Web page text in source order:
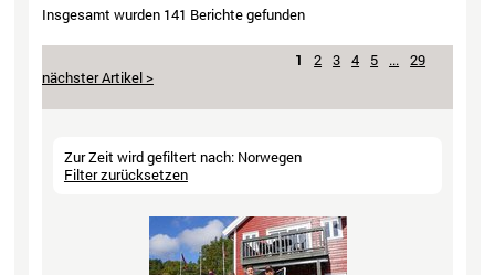
Insgesamt wurden 141 Berichte gefunden
1 2 3 4 5 ... 29
Zur Zeit wird gefiltert nach: Norwegen
Filter zurücksetzen